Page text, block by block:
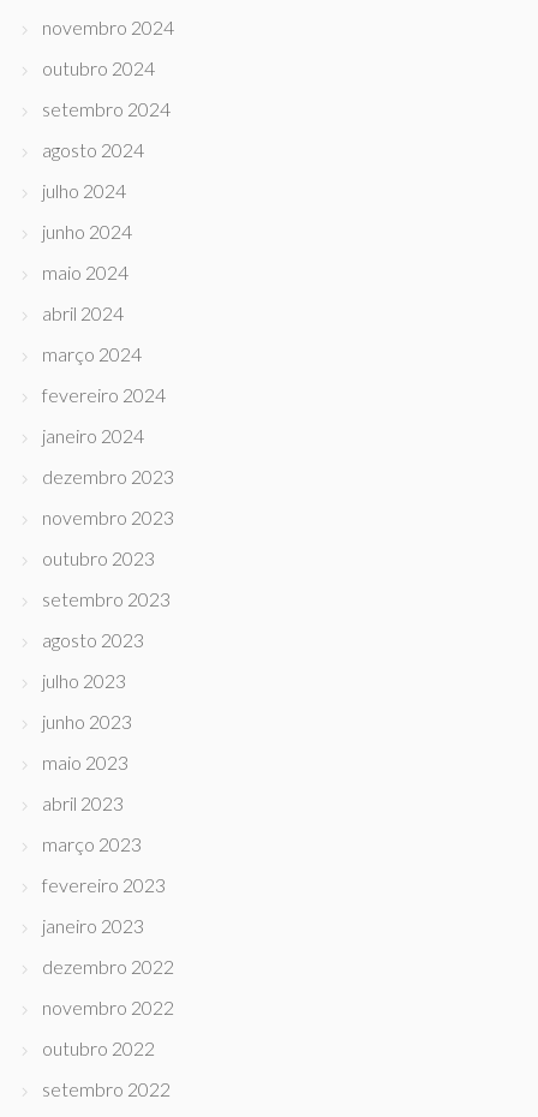
novembro 2024
outubro 2024
setembro 2024
agosto 2024
julho 2024
junho 2024
maio 2024
abril 2024
março 2024
fevereiro 2024
janeiro 2024
dezembro 2023
novembro 2023
outubro 2023
setembro 2023
agosto 2023
julho 2023
junho 2023
maio 2023
abril 2023
março 2023
fevereiro 2023
janeiro 2023
dezembro 2022
novembro 2022
outubro 2022
setembro 2022